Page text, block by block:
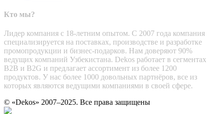
Кто мы?
Лидер компания с 18-летним опытом. С 2007 года компания
специализируется на поставках, производстве и разработке
промопродукции и бизнес-подарков. Нам доверяют 90%
ведущих компаний Узбекистана. Dekos работает в сегментах
B2B и B2G и предлагает ассортимент из более 1200
продуктов. У нас более 1000 довольных партнёров, все из
которых являются ведущими компаниями в своей сфере.
© «Dekos» 2007–2025. Все права защищены